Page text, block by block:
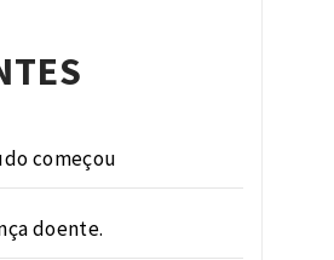
começou
doente.